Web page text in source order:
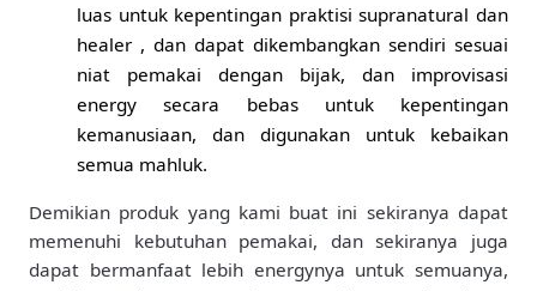
luas untuk kepentingan praktisi supranatural dan
healer , dan dapat dikembangkan sendiri sesuai
niat pemakai dengan bijak, dan improvisasi
energy secara bebas untuk kepentingan
kemanusiaan, dan digunakan untuk kebaikan
semua mahluk.
Demikian produk yang kami buat ini sekiranya dapat
memenuhi kebutuhan pemakai, dan sekiranya juga
dapat bermanfaat lebih energynya untuk semuanya,